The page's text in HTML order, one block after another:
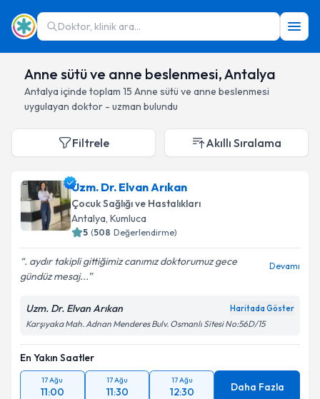
Doktor, klinik ara...
Anne sütü ve anne beslenmesi, Antalya
Antalya içinde toplam 15 Anne sütü ve anne beslenmesi
uygulayan doktor - uzman bulundu
Filtrele Akıllı Sıralama
Uzm. Dr. Elvan Arıkan
Çocuk Sağlığı ve Hastalıkları
Antalya, Kumluca
5 (508 Değerlendirme)
. aydır takipli gittiğimiz canımız doktorumuz️ gece
gündüz mesaj...
Devamı
Uzm. Dr. Elvan Arıkan Haritada Göster
Karşıyaka Mah. Adnan Menderes Bulv. Osmanlı Sitesi No:56D/15
En Yakın Saatler
17 Ağu
11:00
17 Ağu
11:30
17 Ağu
12:30 Daha Fazla